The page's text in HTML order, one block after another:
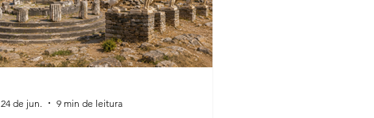
24 de jun. 9 min de leitura